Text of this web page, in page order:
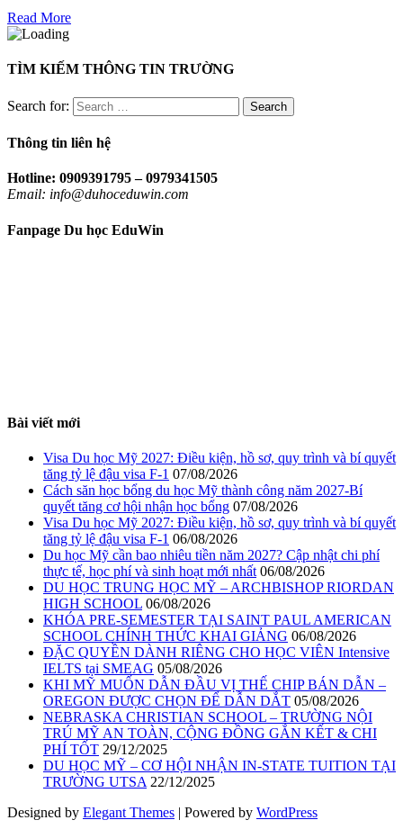
Read More
TÌM KIẾM THÔNG TIN TRƯỜNG
Search for:
Thông tin liên hệ
Hotline: 0909391795 – 0979341505
Email: info@duhoceduwin.com
Fanpage Du học EduWin
Bài viết mới
Visa Du học Mỹ 2027: Điều kiện, hồ sơ, quy trình và bí quyết
tăng tỷ lệ đậu visa F-1 07/08/2026
Cách săn học bổng du học Mỹ thành công năm 2027-Bí
quyết tăng cơ hội nhận học bổng 07/08/2026
Visa Du học Mỹ 2027: Điều kiện, hồ sơ, quy trình và bí quyết
tăng tỷ lệ đậu visa F-1 06/08/2026
Du học Mỹ cần bao nhiêu tiền năm 2027? Cập nhật chi phí
thực tế, học phí và sinh hoạt mới nhất 06/08/2026
DU HỌC TRUNG HỌC MỸ – ARCHBISHOP RIORDAN
HIGH SCHOOL 06/08/2026
KHÓA PRE-SEMESTER TẠI SAINT PAUL AMERICAN
SCHOOL CHÍNH THỨC KHAI GIẢNG 06/08/2026
ĐẶC QUYỀN DÀNH RIÊNG CHO HỌC VIÊN Intensive
IELTS tại SMEAG 05/08/2026
KHI MỸ MUỐN DẪN ĐẦU VỊ THẾ CHIP BÁN DẪN –
OREGON ĐƯỢC CHỌN ĐỂ DẪN DẮT 05/08/2026
NEBRASKA CHRISTIAN SCHOOL – TRƯỜNG NỘI
TRÚ MỸ AN TOÀN, CỘNG ĐỒNG GẮN KẾT & CHI
PHÍ TỐT 29/12/2025
DU HỌC MỸ – CƠ HỘI NHẬN IN-STATE TUITION TẠI
TRƯỜNG UTSA 22/12/2025
Designed by Elegant Themes | Powered by WordPress